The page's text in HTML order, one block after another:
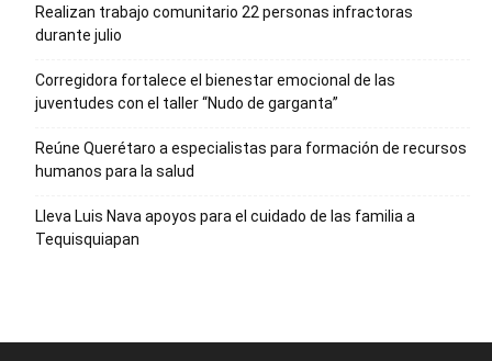
Realizan trabajo comunitario 22 personas infractoras
durante julio
Corregidora fortalece el bienestar emocional de las
juventudes con el taller ‘‘Nudo de garganta’’
Reúne Querétaro a especialistas para formación de recursos
humanos para la salud
Lleva Luis Nava apoyos para el cuidado de las familia a
Tequisquiapan